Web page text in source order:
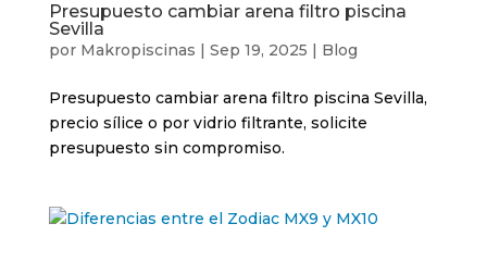
Presupuesto cambiar arena filtro piscina
Sevilla
por Makropiscinas | Sep 19, 2025 | Blog
Presupuesto cambiar arena filtro piscina Sevilla,
precio sílice o por vidrio filtrante, solicite
presupuesto sin compromiso.